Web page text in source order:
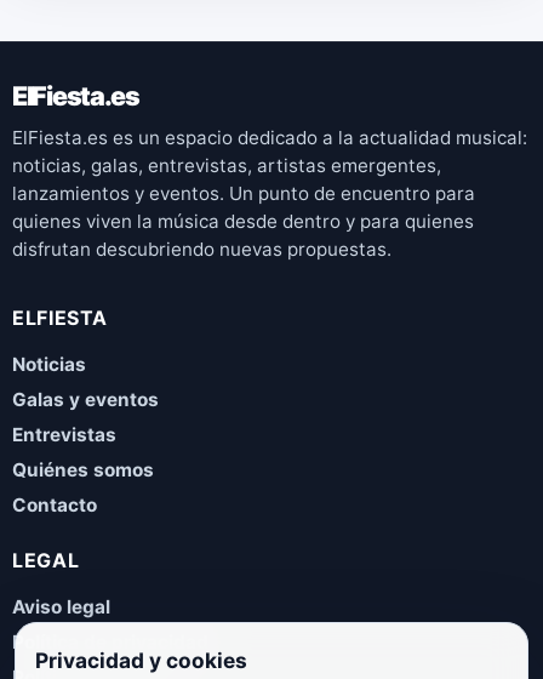
ElFiesta.es
ElFiesta.es es un espacio dedicado a la actualidad musical:
noticias, galas, entrevistas, artistas emergentes,
lanzamientos y eventos. Un punto de encuentro para
quienes viven la música desde dentro y para quienes
disfrutan descubriendo nuevas propuestas.
ELFIESTA
Noticias
Galas y eventos
Entrevistas
Quiénes somos
Contacto
LEGAL
Aviso legal
Política de privacidad
Privacidad y cookies